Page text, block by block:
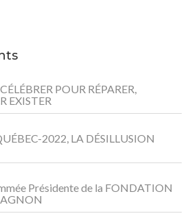
POUR RÉPARER,
EXISTER
2022, LA DÉSILLUSION
Présidente de la FONDATION